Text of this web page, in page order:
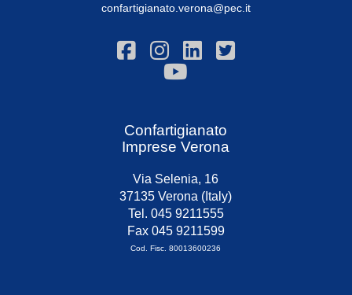
confartigianato.verona@pec.it
Confartigianato
Imprese Verona
Via Selenia, 16
37135 Verona (Italy)
Tel. 045 9211555
Fax 045 9211599
Cod. Fisc. 80013600236